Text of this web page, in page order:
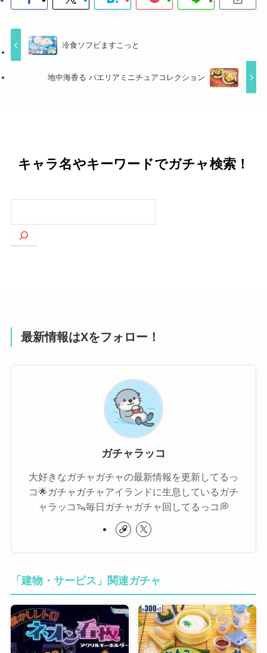
冷食ソフビますこっと
地中海香る パエリアミニチュアコレクション
キャラ名やキーワードでガチャ検索！
索
最新情報はXをフォロー！
ガチャラッコ
大好きなガチャガチャの最新情報を更新してるっ
コ🌟ガチャガチャアイランドに生息しているガチ
ャラッコ🦦毎日ガチャガチャ回してるっコ💭
「建物・サービス」関連ガチャ